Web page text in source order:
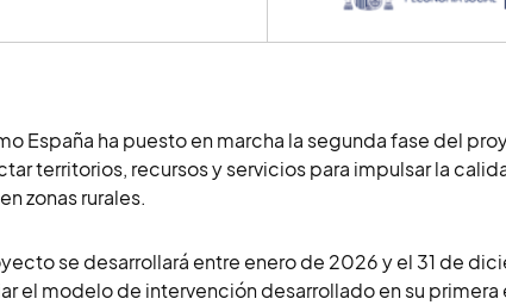
España ha puesto en marcha la segunda fase del
territorios, recursos y servicios para impulsar la
zonas rurales.
se desarrollará entre enero de 2026 y el 31 de
el modelo de intervención desarrollado en su